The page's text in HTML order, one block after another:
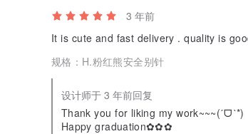
3 年前
It is cute and fast delivery . quality is
规格： H.粉红熊安全别针
设计师于 3 年前回复
Thank you for liking my work~~~(ˊᗜˋ*)
Happy graduation✿✿✿